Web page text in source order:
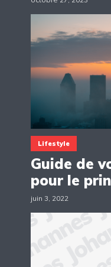
Lifestyle
Guide de
pour le
juin 3, 2022